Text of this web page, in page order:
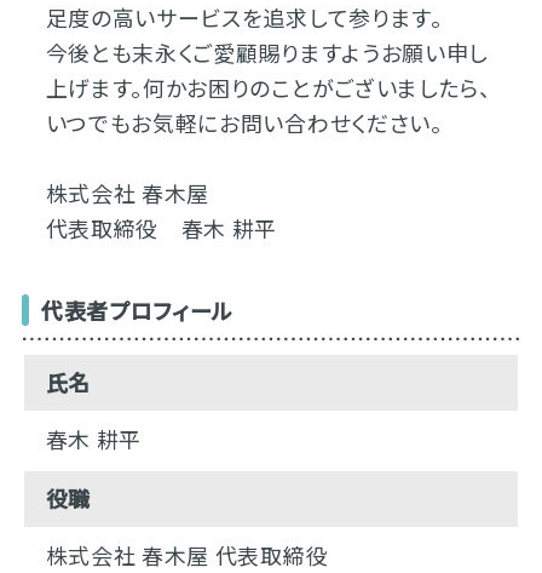
足度の高いサービスを追求して参ります。
今後とも末永くご愛顧賜りますようお願い申し
上げます。何かお困りのことがございましたら、
いつでもお気軽にお問い合わせください。
株式会社 春木屋
代表取締役 春木 耕平
代表者プロフィール
氏名
春木 耕平
役職
株式会社 春木屋 代表取締役